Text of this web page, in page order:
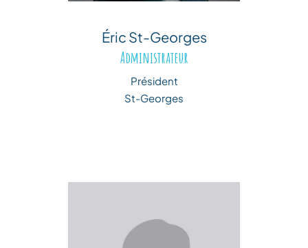
Éric St-Georges
Administrateur
Président
St-Georges